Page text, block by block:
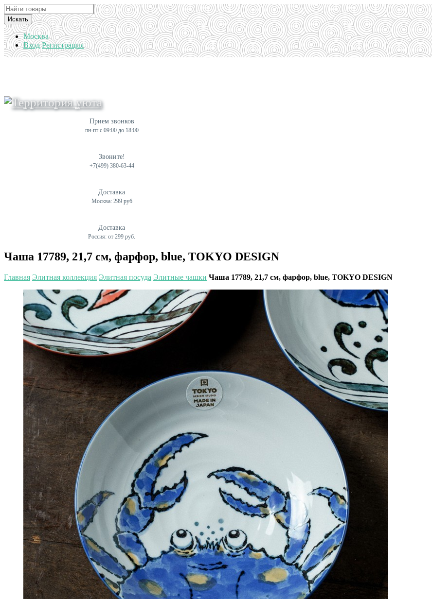
Искать
Москва
Вход Регистрация
Прием звонков
пн-пт с 09:00 до 18:00
Звоните!
+7(499) 380-63-44
Доставка
Москва: 299 руб
Доставка
Россия: от 299 руб.
Чаша 17789, 21,7 см, фарфор, blue, TOKYO DESIGN
Главная Элитная коллекция Элитная посуда Элитные чашки Чаша 17789, 21,7 см, фарфор, blue, TOKYO DESIGN